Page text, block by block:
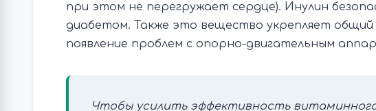
при этом не перегружает сердце). Инулин
диабетом. Также это вещество укрепляет
появление проблем с опорно-двигательным
Чтобы усилить эффективность